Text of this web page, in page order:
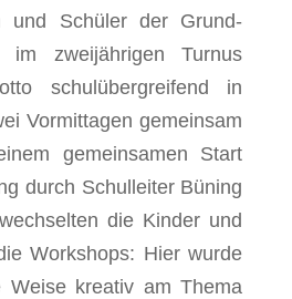
und Schüler der Grund-
im zweijährigen Turnus
schulübergreifend in
Vormittagen gemeinsam
gemeinsamen Start
durch Schulleiter Büning
die Kinder und
Workshops: Hier wurde
Weise kreativ am Thema